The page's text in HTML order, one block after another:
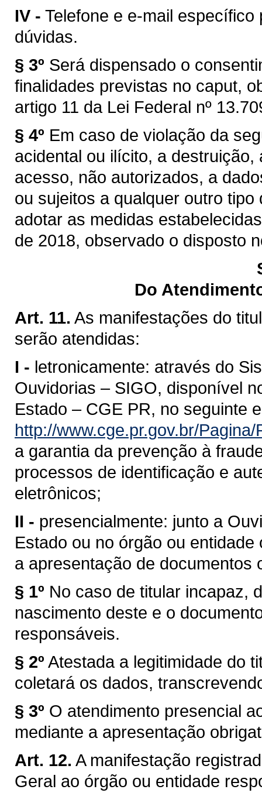
IV - Telefone e e-mail
dúvidas.
§ 3º Será dispensado o
finalidades previstas no caput,
artigo 11 da Lei Federal nº
§ 4º Em caso de violação da
acidental ou ilícito, a
acesso, não autorizados, a
ou sujeitos a qualquer outro
adotar as medidas
de 2018, observado o disposto
Do
Art. 11. As manifestações do
serão atendidas:
I - letronicamente: através do
Ouvidorias – SIGO, disponível
Estado – CGE PR, no seguinte
http://www.cge.pr.gov.br/
a garantia da prevenção à
processos de identificação e
eletrônicos;
II - presencialmente: junto a
Estado ou no órgão ou
a apresentação de documentos
§ 1º No caso de titular incapaz,
nascimento deste e o
responsáveis.
§ 2º Atestada a legitimidade do
coletará os dados,
§ 3º O atendimento presencial
mediante a apresentação
Art. 12. A manifestação
Geral ao órgão ou entidade